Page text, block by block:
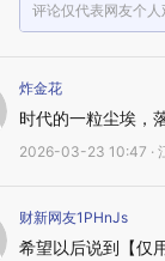
评论仅代表网友个
炸金花
时代的一粒尘埃，
2026-03-23 10:47 ·
财新网友1PHnJs
希望以后说到【仅